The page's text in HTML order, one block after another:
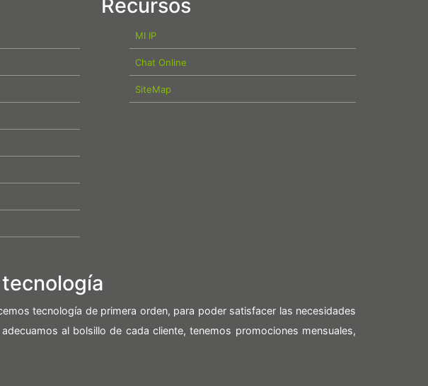
Recursos
MI IP
Chat Online
SiteMap
tecnología de primera orden, para poder satisfacer las necesidades
al bolsillo de cada cliente, tenemos promociones mensuales,